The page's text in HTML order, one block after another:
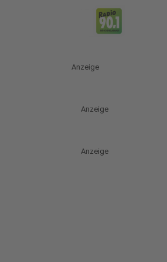
Anzeige
Anzeige
Anzeige